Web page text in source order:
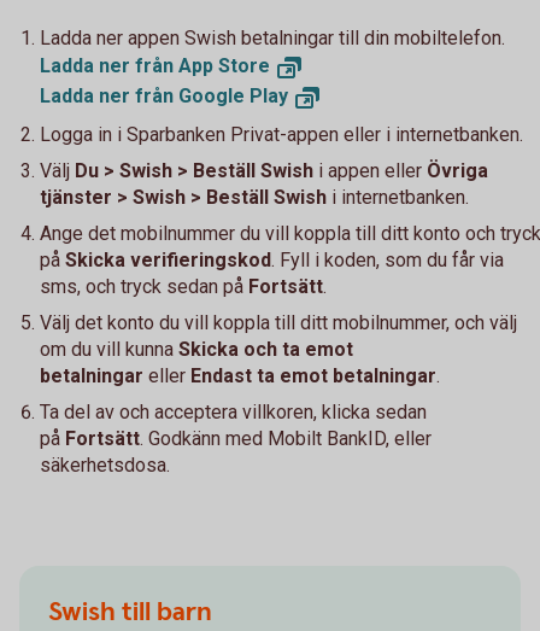
Ladda ner appen Swish betalningar till din mobiltelefon.
Ladda ner från App Store
Ladda ner från Google Play
Logga in i Sparbanken Privat-appen eller i internetbanken.
Välj Du > Swish > Beställ Swish i appen eller Övriga
tjänster > Swish > Beställ Swish i internetbanken.
Ange det mobilnummer du vill koppla till ditt konto och tryck
på Skicka verifieringskod. Fyll i koden, som du får via
sms, och tryck sedan på Fortsätt.
Välj det konto du vill koppla till ditt mobilnummer, och välj
om du vill kunna Skicka och ta emot
betalningar eller Endast ta emot betalningar.
Ta del av och acceptera villkoren, klicka sedan
på Fortsätt. Godkänn med Mobilt BankID, eller
säkerhetsdosa.
Swish till barn